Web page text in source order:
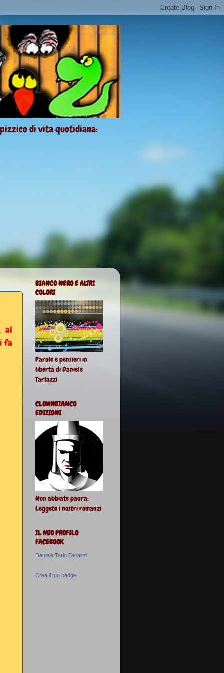
pizzico di vita quotidiana:
al
fa
BIANCO NERO E ALTRI
COLORI
Parole e pensieri in
libertà di Daniele
Tarlazzi
CLOWNBIANCO
EDIZIONI
Non abbiate paura:
Leggete i nostri romanzi
IL MIO PROFILO
FACEBOOK
Daniele Tarlo Tarlazzi
Crea il tuo badge